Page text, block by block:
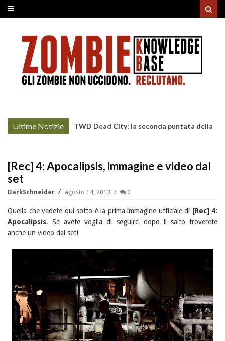
Ultime Notizie
More »
TWD Dead City: la seconda puntata della
[Rec] 4: Apocalipsis, immagine e video dal
set
DarkSchneider agosto 14, 2013 0
Quella che vedete qui sotto è la prima immagine ufficiale di [Rec] 4:
Apocalipsis. Se avete voglia di seguirci dopo il salto troverete
anche un video dal set!